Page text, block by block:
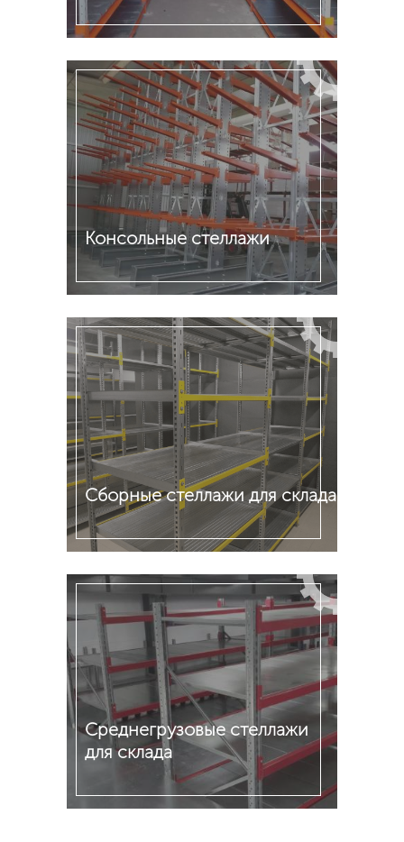
Подробнее
Консольные стеллажи
Подробнее
Сборные стеллажи для склада
Подробнее
Среднегрузовые стеллажи
для склада